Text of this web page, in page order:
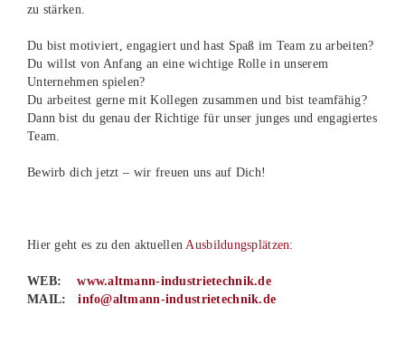
zu stärken.
Du bist motiviert, engagiert und hast Spaß im Team zu arbeiten?
Du willst von Anfang an eine wichtige Rolle in unserem
Unternehmen spielen?
Du arbeitest gerne mit Kollegen zusammen und bist teamfähig?
Dann bist du genau der Richtige für unser junges und engagiertes
Team.
Bewirb dich jetzt – wir freuen uns auf Dich!
Hier geht es zu den aktuellenAusbildungsplätzen:
WEB:www.altmann-industrietechnik.de
MAIL:info@altmann-industrietechnik.de